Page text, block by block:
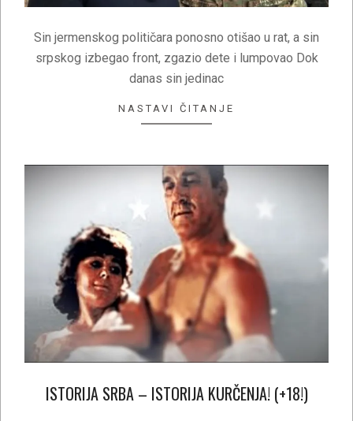
Sin jermenskog političara ponosno otišao u rat, a sin
srpskog izbegao front, zgazio dete i lumpovao Dok
danas sin jedinac
NASTAVI ČITANJE
ISTORIJA SRBA – ISTORIJA KURČENJA! (+18!)